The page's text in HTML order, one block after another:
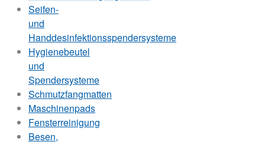
Seifen-
und
Handdesinfektionsspendersysteme
Hygienebeutel
und
Spendersysteme
Schmutzfangmatten
Maschinenpads
Fensterreinigung
Besen,